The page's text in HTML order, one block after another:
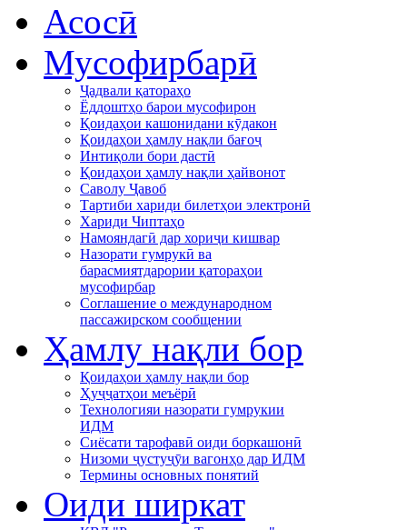
Асосӣ
Мусофирбарӣ
Ҷадвали қатораҳо
Ёддоштҳо барои мусофирон
Қоидаҳои кашонидани кӯдакон
Қоидаҳои ҳамлу нақли бағоҷ
Интиқоли бори дастӣ
Қоидаҳои ҳамлу нақли ҳайвонот
Саволу Ҷавоб
Тартиби хариди билетҳои электронӣ
Хариди Чиптаҳо
Намояндагӣ дар хориҷи кишвар
Назорати гумрукӣ ва
барасмиятдарории қатораҳои
мусофирбар
Соглашение о международном
пассажирском сообщении
Ҳамлу нақли бор
Қоидаҳои ҳамлу нақли бор
Ҳуҷҷатҳои меъёрӣ
Технологияи назорати гумрукии
ИДМ
Сиёсати тарофавӣ оиди боркашонӣ
Низоми ҷустуҷӯи вагонҳо дар ИДМ
Термины основных понятий
Оиди ширкат